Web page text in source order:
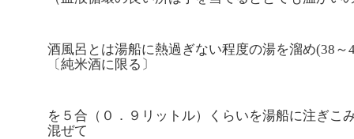
酒風呂とは湯船に熱過ぎない程度の湯を溜め(38
〔純米酒に限る〕
を５合（０．９リットル）くらいを湯船に注ぎこ
混ぜて